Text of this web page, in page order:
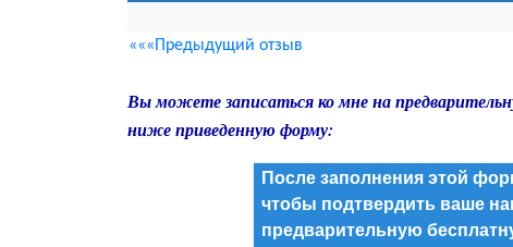
«««Предыдущий отзыв
Вы можете записаться ко мне на
ниже приведенную форму:
После заполнения этой
чтобы подтвердить ваше
предварительную